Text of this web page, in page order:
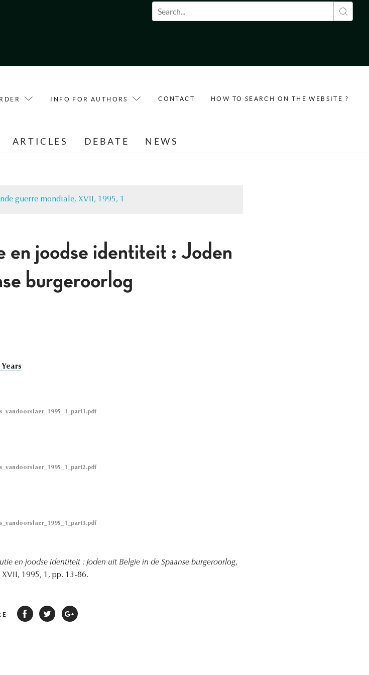
Search form
INFO FOR AUTHORS CONTACT HOW TO SEARCH ON THE WEBSITE ?
ARTICLES DEBATE NEWS
guerre mondiale, XVII, 1995, 1
en joodse identiteit : Joden
burgeroorlog
en joodse identiteit : Joden uit Belgie in de Spaanse burgeroorlog,
1995, 1, pp. 13-86.